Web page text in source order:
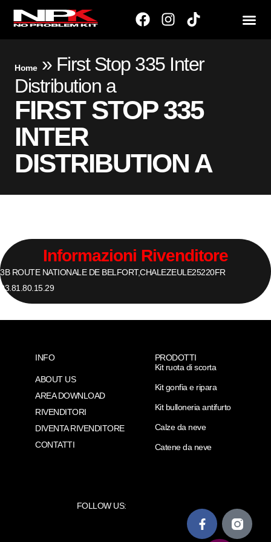
Home» First Stop 335 Inter
Distribution a
FIRST STOP 335
INTER
DISTRIBUTION A
Informazioni Rivenditore
3B ROUTE NATIONALE DE BELFORT,CHALEZEULE25220FR
03.81.80.15.29
INFO
ABOUT US
AREA DOWNLOAD
RIVENDITORI
DIVENTA RIVENDITORE
CONTATTI
PRODOTTI
Kit ruota di scorta
Kit gonfia e ripara
Kit bulloneria antifurto
Calze da neve
Catene da neve
FOLLOW US: